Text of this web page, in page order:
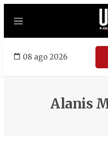
Menú
08 ago 2026
Alanis